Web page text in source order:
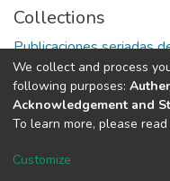
Collections
Publicaciones seriadas
Full item page
DSpace software
Cookie
We collect and process
following purposes:
Acknowledgement and
To learn more, please
Customize